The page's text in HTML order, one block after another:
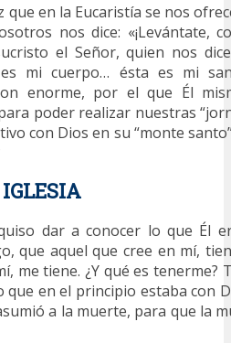
que en la Eucaristía se nos
nos dice: «¡Levántate,
el Señor, quien nos
es mi cuerpo… ésta es mi
enorme, por el que Él
poder realizar nuestras
con Dios en su “monte
dar a conocer lo que Él
que aquel que cree en mí,
me tiene. ¿Y qué es tenerme?
que en el principio estaba con
a la muerte, para que la